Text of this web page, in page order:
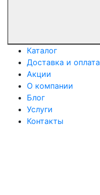
Каталог
Доставка и оплата
Акции
О компании
Блог
Услуги
Контакты